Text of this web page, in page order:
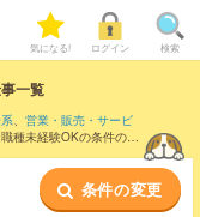
気になる! ログイン 検索
一覧
、 営業・販売・サービ
種未経験OKの条件の他
条件の変更